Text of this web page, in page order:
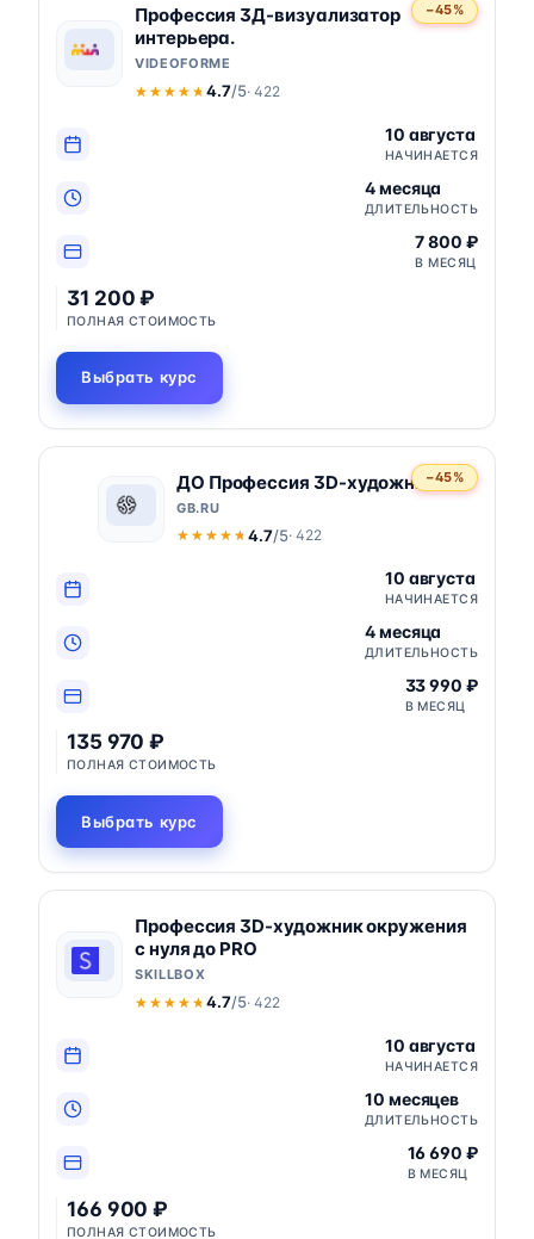
−45%
Профессия 3Д-визуализатор
интерьера.
VIDEOFORME
★★★★★
★★★★★ 4.7/5· 422
10 августа
НАЧИНАЕТСЯ
4 месяца
ДЛИТЕЛЬНОСТЬ
7 800 ₽
В МЕСЯЦ
31 200 ₽
ПОЛНАЯ СТОИМОСТЬ
Выбрать курс
−45%
ДО Профессия 3D-художник
GB.RU
★★★★★
★★★★★ 4.7/5· 422
10 августа
НАЧИНАЕТСЯ
4 месяца
ДЛИТЕЛЬНОСТЬ
33 990 ₽
В МЕСЯЦ
135 970 ₽
ПОЛНАЯ СТОИМОСТЬ
Выбрать курс
Профессия 3D-художник окружения
с нуля до PRO
SKILLBOX
★★★★★
★★★★★ 4.7/5· 422
10 августа
НАЧИНАЕТСЯ
10 месяцев
ДЛИТЕЛЬНОСТЬ
16 690 ₽
В МЕСЯЦ
166 900 ₽
ПОЛНАЯ СТОИМОСТЬ